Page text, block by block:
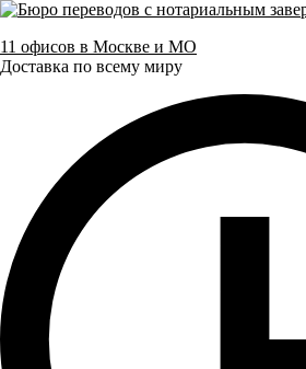
11 офисов в Москве и МО
Доставка по всему миру